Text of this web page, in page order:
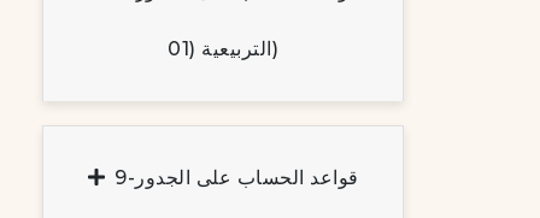
التربيعية (01)
9-قواعد الحساب على الجدور